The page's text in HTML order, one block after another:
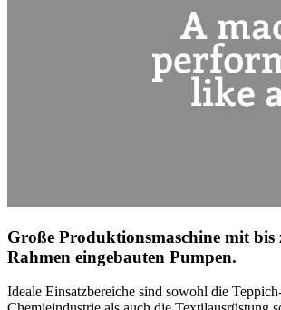
Große Produktionsmaschine mit bis
Rahmen eingebauten Pumpen.
Ideale Einsatzbereiche sind sowohl die